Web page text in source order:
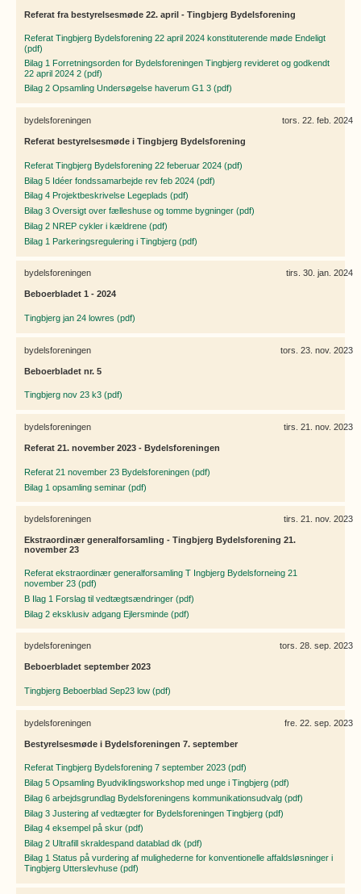
Referat fra bestyrelsesmøde 22. april - Tingbjerg Bydelsforening
Referat Tingbjerg Bydelsforening 22 april 2024 konstituterende møde Endeligt
(pdf)
Bilag 1 Forretningsorden for Bydelsforeningen Tingbjerg revideret og godkendt
22 april 2024 2 (pdf)
Bilag 2 Opsamling Undersøgelse haverum G1 3 (pdf)
tors. 22. feb. 2024
bydelsforeningen
Referat bestyrelsesmøde i Tingbjerg Bydelsforening
Referat Tingbjerg Bydelsforening 22 feberuar 2024 (pdf)
Bilag 5 Idéer fondssamarbejde rev feb 2024 (pdf)
Bilag 4 Projektbeskrivelse Legeplads (pdf)
Bilag 3 Oversigt over fælleshuse og tomme bygninger (pdf)
Bilag 2 NREP cykler i kældrene (pdf)
Bilag 1 Parkeringsregulering i Tingbjerg (pdf)
tirs. 30. jan. 2024
bydelsforeningen
Beboerbladet 1 - 2024
Tingbjerg jan 24 lowres (pdf)
tors. 23. nov. 2023
bydelsforeningen
Beboerbladet nr. 5
Tingbjerg nov 23 k3 (pdf)
tirs. 21. nov. 2023
bydelsforeningen
Referat 21. november 2023 - Bydelsforeningen
Referat 21 november 23 Bydelsforeningen (pdf)
Bilag 1 opsamling seminar (pdf)
tirs. 21. nov. 2023
bydelsforeningen
Ekstraordinær generalforsamling - Tingbjerg Bydelsforening 21.
november 23
Referat ekstraordinær generalforsamling T Ingbjerg Bydelsforneing 21
november 23 (pdf)
B Ilag 1 Forslag til vedtægtsændringer (pdf)
Bilag 2 eksklusiv adgang Ejlersminde (pdf)
tors. 28. sep. 2023
bydelsforeningen
Beboerbladet september 2023
Tingbjerg Beboerblad Sep23 low (pdf)
fre. 22. sep. 2023
bydelsforeningen
Bestyrelsesmøde i Bydelsforeningen 7. september
Referat Tingbjerg Bydelsforening 7 september 2023 (pdf)
Bilag 5 Opsamling Byudviklingsworkshop med unge i Tingbjerg (pdf)
Bilag 6 arbejdsgrundlag Bydelsforeningens kommunikationsudvalg (pdf)
Bilag 3 Justering af vedtægter for Bydelsforeningen Tingbjerg (pdf)
Bilag 4 eksempel på skur (pdf)
Bilag 2 Ultrafill skraldespand datablad dk (pdf)
Bilag 1 Status på vurdering af mulighederne for konventionelle affaldsløsninger i
Tingbjerg Utterslevhuse (pdf)